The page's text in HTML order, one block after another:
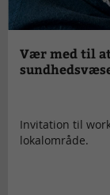
Vær med til
Invitation til
lokalområde.